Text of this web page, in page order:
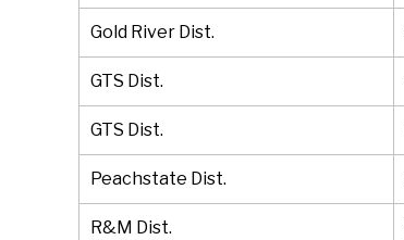
Gold River Dist.
GTS Dist.
GTS Dist.
Peachstate Dist.
R&M Dist.